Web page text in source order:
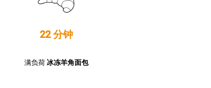
22 分钟
满负荷冰冻羊角面包